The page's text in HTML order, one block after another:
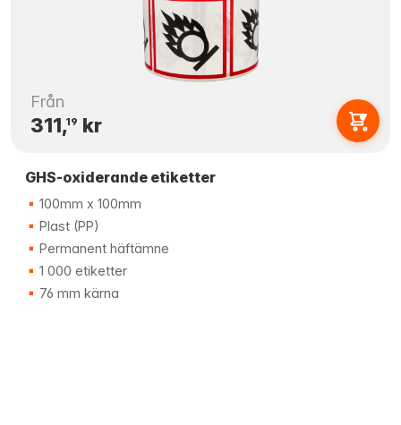
Från
311,19 kr
GHS-oxiderande etiketter
100mm x 100mm
Plast (PP)
Permanent häftämne
1 000 etiketter
76 mm kärna